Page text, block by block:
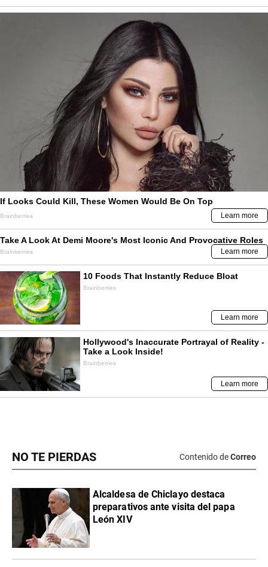
NO TE PIERDAS Contenido deCorreo
Alcaldesa de Chiclayo destaca
preparativos ante visita del papa
León XIV